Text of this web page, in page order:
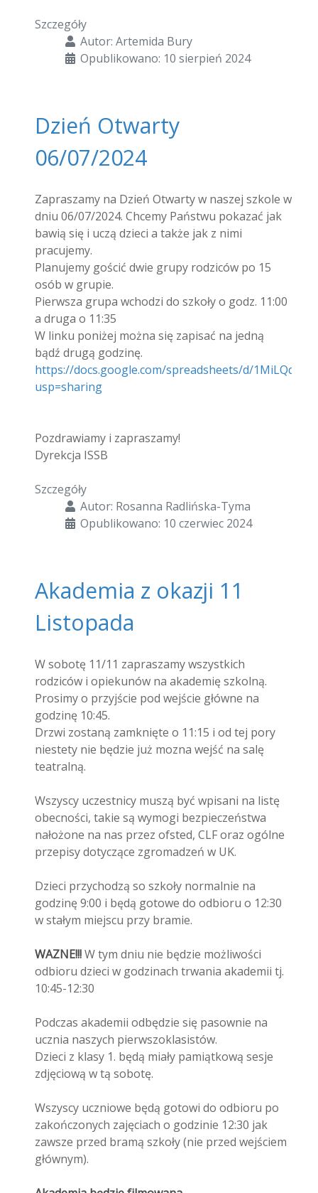
Szczegóły
Autor: Artemida Bury
Opublikowano: 10 sierpień 2024
Dzień Otwarty
06/07/2024
Zapraszamy na Dzień Otwarty w naszej szkole w
dniu 06/07/2024. Chcemy Państwu pokazać jak
bawią się i uczą dzieci a także jak z nimi
pracujemy.
Planujemy gościć dwie grupy rodziców po 15
osób w grupie.
Pierwsza grupa wchodzi do szkoły o godz. 11:00
a druga o 11:35
W linku poniżej można się zapisać na jedną
bądź drugą godzinę.
https://docs.google.com/spreadsheets/d/
usp=sharing
Pozdrawiamy i zapraszamy!
Dyrekcja ISSB
Szczegóły
Autor: Rosanna Radlińska-Tyma
Opublikowano: 10 czerwiec 2024
Akademia z okazji 11
Listopada
W sobotę 11/11 zapraszamy wszystkich
rodziców i opiekunów na akademię szkolną.
Prosimy o przyjście pod wejście główne na
godzinę 10:45.
Drzwi zostaną zamknięte o 11:15 i od tej pory
niestety nie będzie już mozna wejść na salę
teatralną.
Wszyscy uczestnicy muszą być wpisani na listę
obecności, takie są wymogi bezpieczeństwa
nałożone na nas przez ofsted, CLF oraz ogólne
przepisy dotyczące zgromadzeń w UK.
Dzieci przychodzą so szkoły normalnie na
godzinę 9:00 i będą gotowe do odbioru o 12:30
w stałym miejscu przy bramie.
WAZNE!!!W tym dniu nie będzie możliwości
odbioru dzieci w godzinach trwania akademii tj.
10:45-12:30
Podczas akademii odbędzie się pasownie na
ucznia naszych pierwszoklasistów.
Dzieci z klasy 1. będą miały pamiątkową sesje
zdjęciową w tą sobotę.
Wszyscy uczniowe będą gotowi do odbioru po
zakończonych zajęciach o godzinie 12:30 jak
zawsze przed bramą szkoły (nie przed wejściem
głównym).